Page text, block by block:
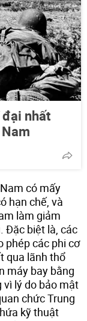
nhất
có mấy
hạn chế, và
làm giảm
Đặc biệt là, các
phép các phi cơ
qua lãnh thổ
máy bay bằng
lý do bảo mật
chức Trung
kỹ thuật